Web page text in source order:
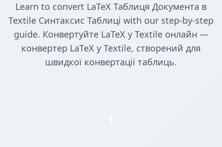
Learn to convert LaTeX Таблиця Документа в
Textile Синтаксис Таблиці with our step-by-step
guide. Конвертуйте LaTeX у Textile онлайн —
конвертер LaTeX у Textile, створений для
швидкої конвертації таблиць.